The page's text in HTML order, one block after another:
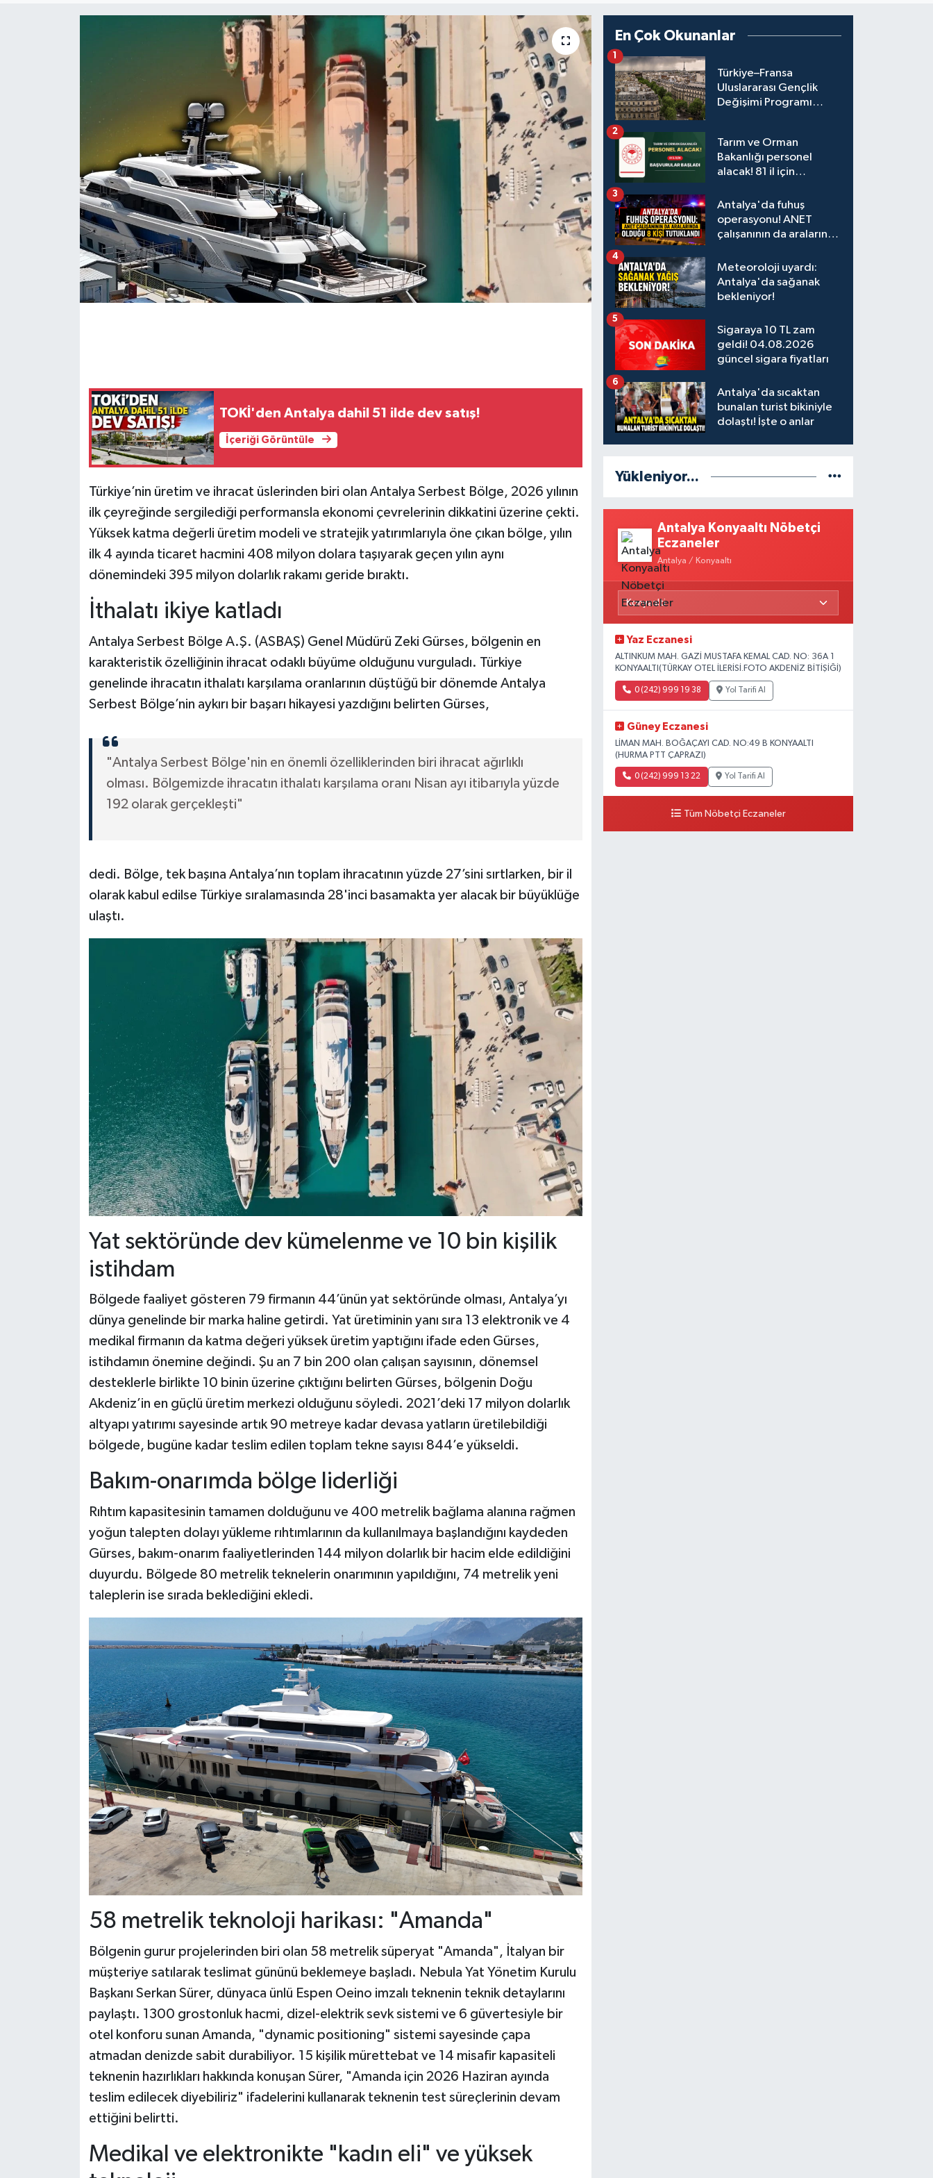
TOKİ'den Antalya dahil 51 ilde dev satış!
İçeriği Görüntüle
Türkiye’nin üretim ve ihracat üslerinden biri olan Antalya Serbest Bölge, 2026 yılının
ilk çeyreğinde sergilediği performansla ekonomi çevrelerinin dikkatini üzerine çekti.
Yüksek katma değerli üretim modeli ve stratejik yatırımlarıyla öne çıkan bölge, yılın
ilk 4 ayında ticaret hacmini 408 milyon dolara taşıyarak geçen yılın aynı
dönemindeki 395 milyon dolarlık rakamı geride bıraktı.
İthalatı ikiye katladı
Antalya Serbest Bölge A.Ş. (ASBAŞ) Genel Müdürü Zeki Gürses, bölgenin en
karakteristik özelliğinin ihracat odaklı büyüme olduğunu vurguladı. Türkiye
genelinde ihracatın ithalatı karşılama oranlarının düştüğü bir dönemde Antalya
Serbest Bölge’nin aykırı bir başarı hikayesi yazdığını belirten Gürses,
"Antalya Serbest Bölge'nin en önemli özelliklerinden biri ihracat ağırlıklı
olması. Bölgemizde ihracatın ithalatı karşılama oranı Nisan ayı itibarıyla yüzde
192 olarak gerçekleşti"
dedi. Bölge, tek başına Antalya’nın toplam ihracatının yüzde 27’sini sırtlarken, bir il
olarak kabul edilse Türkiye sıralamasında 28'inci basamakta yer alacak bir büyüklüğe
ulaştı.
Yat sektöründe dev kümelenme ve 10 bin kişilik
istihdam
Bölgede faaliyet gösteren 79 firmanın 44’ünün yat sektöründe olması, Antalya’yı
dünya genelinde bir marka haline getirdi. Yat üretiminin yanı sıra 13 elektronik ve 4
medikal firmanın da katma değeri yüksek üretim yaptığını ifade eden Gürses,
istihdamın önemine değindi. Şu an 7 bin 200 olan çalışan sayısının, dönemsel
desteklerle birlikte 10 binin üzerine çıktığını belirten Gürses, bölgenin Doğu
Akdeniz’in en güçlü üretim merkezi olduğunu söyledi. 2021’deki 17 milyon dolarlık
altyapı yatırımı sayesinde artık 90 metreye kadar devasa yatların üretilebildiği
bölgede, bugüne kadar teslim edilen toplam tekne sayısı 844’e yükseldi.
Bakım-onarımda bölge liderliği
Rıhtım kapasitesinin tamamen dolduğunu ve 400 metrelik bağlama alanına rağmen
yoğun talepten dolayı yükleme rıhtımlarının da kullanılmaya başlandığını kaydeden
Gürses, bakım-onarım faaliyetlerinden 144 milyon dolarlık bir hacim elde edildiğini
duyurdu. Bölgede 80 metrelik teknelerin onarımının yapıldığını, 74 metrelik yeni
taleplerin ise sırada beklediğini ekledi.
58 metrelik teknoloji harikası: "Amanda"
Bölgenin gurur projelerinden biri olan 58 metrelik süperyat "Amanda", İtalyan bir
müşteriye satılarak teslimat gününü beklemeye başladı. Nebula Yat Yönetim Kurulu
Başkanı Serkan Sürer, dünyaca ünlü Espen Oeino imzalı teknenin teknik detaylarını
paylaştı. 1300 grostonluk hacmi, dizel-elektrik sevk sistemi ve 6 güvertesiyle bir
otel konforu sunan Amanda, "dynamic positioning" sistemi sayesinde çapa
atmadan denizde sabit durabiliyor. 15 kişilik mürettebat ve 14 misafir kapasiteli
teknenin hazırlıkları hakkında konuşan Sürer, "Amanda için 2026 Haziran ayında
teslim edilecek diyebiliriz" ifadelerini kullanarak teknenin test süreçlerinin devam
ettiğini belirtti.
Medikal ve elektronikte "kadın eli" ve yüksek
En Çok Okunanlar
Türkiye–Fransa
Uluslararası Gençlik
Değişimi Programı
1
Tarım ve Orman
Bakanlığı personel
alacak! 81 il için
2
Antalya'da fuhuş
operasyonu! ANET
çalışanının da aralarında
3
Meteoroloji uyardı:
Antalya'da sağanak
bekleniyor!
4
Sigaraya 10 TL zam
geldi! 04.08.2026
güncel sigara fiyatları
5
Antalya'da sıcaktan
bunalan turist bikiniyle
dolaştı! İşte o anlar
6
Yükleniyor...
Antalya Konyaaltı Nöbetçi
Eczaneler
Antalya / Konyaaltı
Yaz Eczanesi
ALTINKUM MAH. GAZİ MUSTAFA KEMAL CAD. NO: 36A 1
KONYAALTI(TÜRKAY OTEL İLERİSİ.FOTO AKDENİZ BİTİŞİĞİ)
0 (242) 999 19 38 Yol Tarifi Al
Güney Eczanesi
LİMAN MAH. BOĞAÇAYI CAD. NO:49 B KONYAALTI
(HURMA PTT ÇAPRAZI)
0 (242) 999 13 22 Yol Tarifi Al
Tüm Nöbetçi Eczaneler